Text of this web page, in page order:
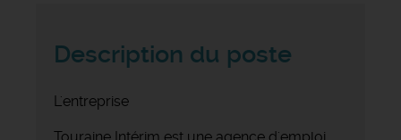
Description du poste
L'entreprise